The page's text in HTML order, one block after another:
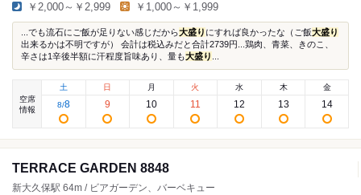
￥2,000～￥2,999 ￥1,000～￥1,999
...でも流石にご飯が足りない感じだから大盛り にすれば良かったな（ご飯大盛り
出来るかは不明ですが） 会計は税込みだと合計2739円...鶏肉、青菜、きのこ、
辛さは1辛後半額に汗程度旨味あり、量も大盛り
空席
情報
土
8/8
日
9
月
10
火
11
水
12
木
13
金
14
TERRACE GARDEN 8848
新大久保駅 64m / ビアガーデン、バーベキュー